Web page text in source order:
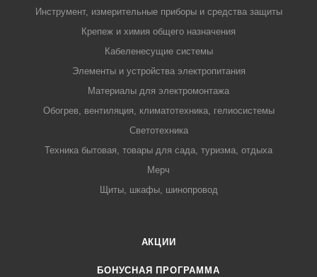
Инструмент, измерительные приборы и средства защиты
Крепеж и химия общего назначения
Кабеленесущие системы
Элементы и устройства электропитания
Материалы для электромонтажа
Обогрев, вентиляция, климатотехника, гелиосистемы
Светотехника
Техника бытовая, товары для сада, туризма, отдыха
Мерч
Щиты, шкафы, шинопровод
АКЦИИ
БОНУСНАЯ ПРОГРАММА